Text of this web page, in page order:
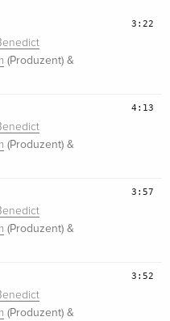
(Produzent) &
3:22
(Produzent) &
4:13
(Produzent) &
3:57
(Produzent) &
3:52